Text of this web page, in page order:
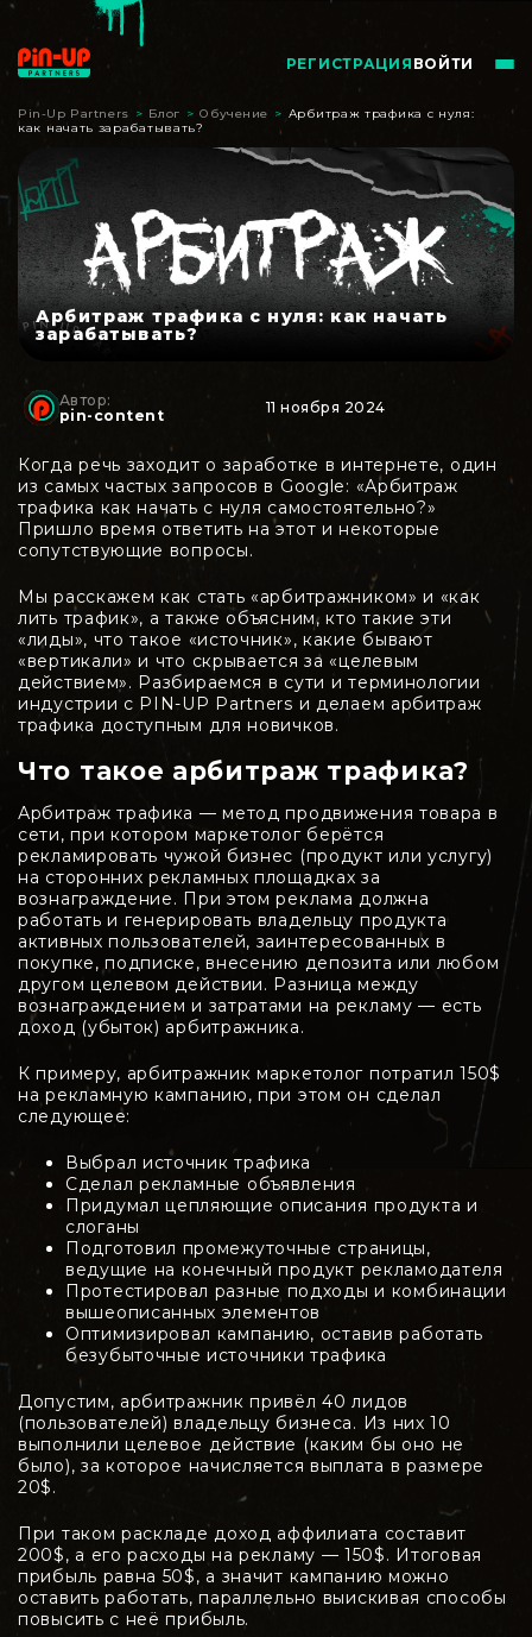
РЕГИСТРАЦИЯ ВОЙТИ
Pin-Up Partners > Блог > Обучение > Арбитраж трафика с нуля:
как начать зарабатывать?
Арбитраж трафика с нуля: как начать
зарабатывать?
Автор:
pin-content
11 ноября 2024
Когда речь заходит о заработке в интернете, один
из самых частых запросов в Google: «Арбитраж
трафика как начать с нуля самостоятельно?»
Пришло время ответить на этот и некоторые
сопутствующие вопросы.
Мы расскажем как стать «арбитражником» и «как
лить трафик», а также объясним, кто такие эти
«лиды», что такое «источник», какие бывают
«вертикали» и что скрывается за «целевым
действием». Разбираемся в сути и терминологии
индустрии с PIN-UP Partners и делаем арбитраж
трафика доступным для новичков.
Что такое арбитраж трафика?
Арбитраж трафика — метод продвижения товара в
сети, при котором маркетолог берётся
рекламировать чужой бизнес (продукт или услугу)
на сторонних рекламных площадках за
вознаграждение. При этом реклама должна
работать и генерировать владельцу продукта
активных пользователей, заинтересованных в
покупке, подписке, внесению депозита или любом
другом целевом действии. Разница между
вознаграждением и затратами на рекламу — есть
доход (убыток) арбитражника.
К примеру, арбитражник маркетолог потратил 150$
на рекламную кампанию, при этом он сделал
следующее:
Выбрал источник трафика
Сделал рекламные объявления
Придумал цепляющие описания продукта и
слоганы
Подготовил промежуточные страницы,
ведущие на конечный продукт рекламодателя
Протестировал разные подходы и комбинации
вышеописанных элементов
Оптимизировал кампанию, оставив работать
безубыточные источники трафика
Допустим, арбитражник привёл 40 лидов
(пользователей) владельцу бизнеса. Из них 10
выполнили целевое действие (каким бы оно не
было), за которое начисляется выплата в размере
20$.
При таком раскладе доход аффилиата составит
200$, а его расходы на рекламу — 150$. Итоговая
прибыль равна 50$, а значит кампанию можно
оставить работать, параллельно выискивая способы
повысить с неё прибыль.